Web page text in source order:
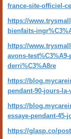
france-site-officiel-
https://
bienfaits-
https://
avons-
derri%C3%A8re
https://
pendant-90-jours-
https://
essaye-pendant-45-
https://glasp.co/